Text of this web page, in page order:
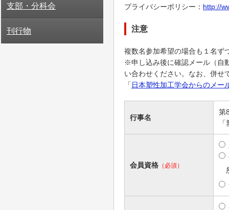
プライバシーポリシー： http://
注意
複数名参加希望の場合も１名ず
※申し込み後に確認メール（自
い合わせください。なお、併せ
「 日本塑性加工学会からのメー
行事名
第
会員資格 （必須）
支部・分科会
刊行物